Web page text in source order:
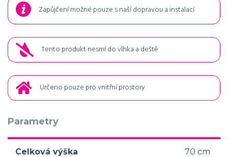
Zapůjčení možné pouze s naší dopravou a instalací
Tento produkt nesmí do vlhka a deště
Určeno pouze pro vnitřní prostory
Parametry
Celková výška 70 cm